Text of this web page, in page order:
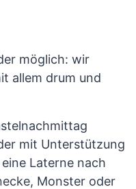
möglich: wir
allem drum und
mit Unterstützung
Laterne nach
Monster oder